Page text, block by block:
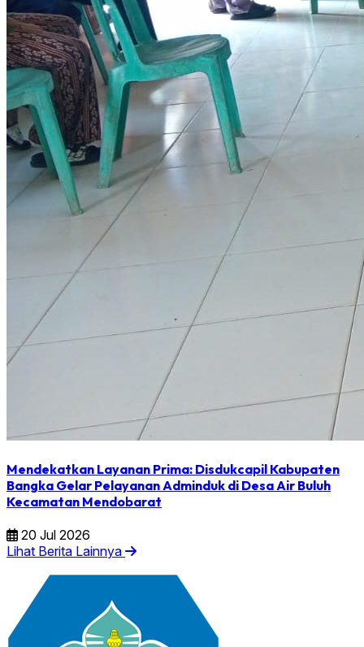
Mendekatkan Layanan Prima: Disdukcapil Kabupaten
Bangka Gelar Pelayanan Adminduk di Desa Air Buluh
Kecamatan Mendobarat
20 Jul 2026
Lihat Berita Lainnya